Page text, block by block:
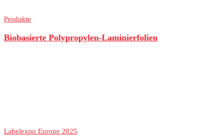
Produkte
Biobasierte Polypropylen-Laminierfolien
Labelexpo Europe 2025